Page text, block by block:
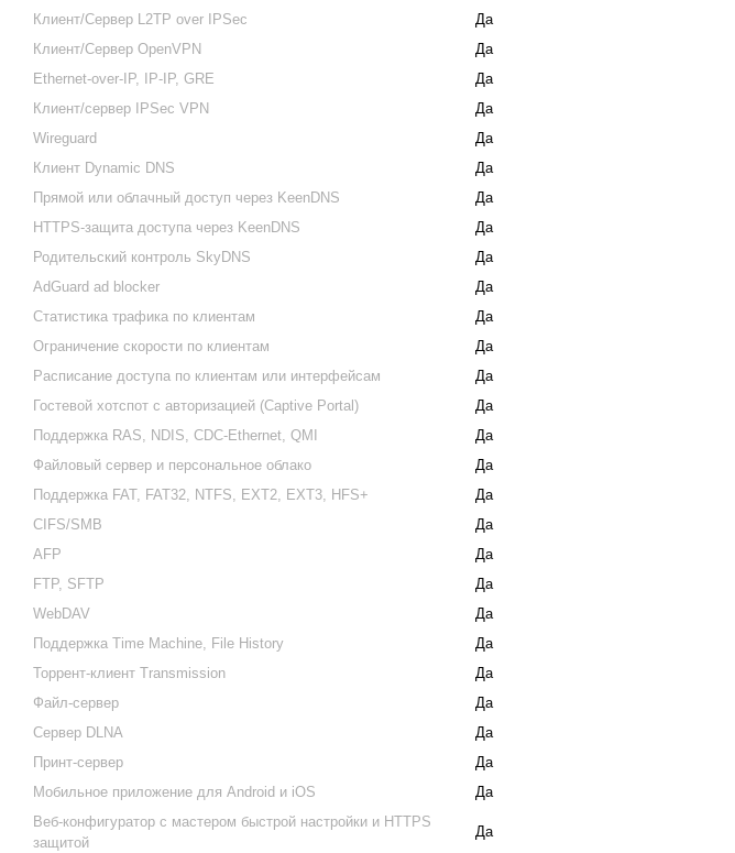
Клиент/Сервер L2TP over IPSec
Да
Клиент/Сервер OpenVPN
Да
Ethernet-over-IP, IP-IP, GRE
Да
Клиент/сервер IPSec VPN
Да
Wireguard
Да
Клиент Dynamic DNS
Да
Прямой или облачный доступ через KeenDNS
Да
HTTPS-защита доступа через KeenDNS
Да
Родительский контроль SkyDNS
Да
AdGuard ad blocker
Да
Статистика трафика по клиентам
Да
Ограничение скорости по клиентам
Да
Расписание доступа по клиентам или интерфейсам
Да
Гостевой хотспот с авторизацией (Captive Portal)
Да
Поддержка RAS, NDIS, CDC‑Ethernet, QMI
Да
Файловый сервер и персональное облако
Да
Поддержка FAT, FAT32, NTFS, EXT2, EXT3, HFS+
Да
CIFS/SMB
Да
AFP
Да
FTP, SFTP
Да
WebDAV
Да
Поддержка Time Machine, File History
Да
Торрент-клиент Transmission
Да
Файл-сервер
Да
Cервер DLNA
Да
Принт-сервер
Да
Мобильное приложение для Android и iOS
Да
Веб-конфигуратор с мастером быстрой настройки и HTTPS
защитой
Да